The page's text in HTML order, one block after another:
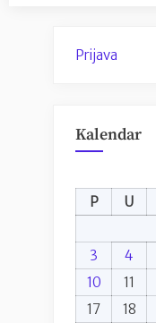
Prijava
Kalendar
P
U
3
4
10
11
17
18